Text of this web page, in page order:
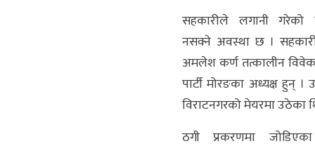
सहकारीले लगानी
नसक्ने अवस्था छ ।
अमलेश कर्ण तत्कालीन
पार्टी मोरङका अध्यक्ष हुन्
विराटनगरको मेयरमा उठेका
ठगी प्रकरणमा